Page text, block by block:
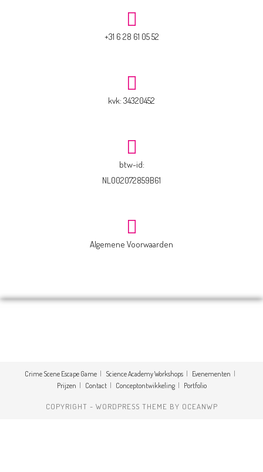
+31 6 28 61 05 52
kvk: 34320452
btw-id:
NL002072859B61
Algemene Voorwaarden
Crime Scene Escape Game Science Academy Workshops
Evenementen
Prijzen
Contact Conceptontwikkeling Portfolio
COPYRIGHT - WORDPRESS THEME BY OCEANWP